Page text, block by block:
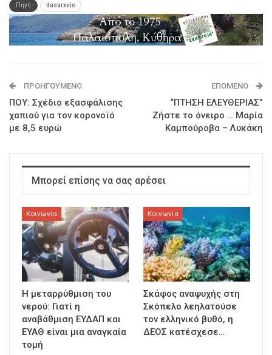
Πηγή dasarxeio
ΠΡΟΗΓΟΎΜΕΝΟ
ΠΟΥ: Σχέδιο εξασφάλισης
χαπιού για τον κορονοϊό
με 8,5 ευρώ
ΕΠΌΜΕΝΟ
“ΠΤΗΣΗ ΕΛΕΥΘΕΡΙΑΣ”
Ζήστε το όνειρο … Μαρία
Καμπούροβα – Λυκάκη
Μπορεί επίσης να σας αρέσει
Κοινωνία
Η μεταρρύθμιση του
νερού: Γιατί η
αναβάθμιση ΕΥΔΑΠ και
ΕΥΑΘ είναι μια αναγκαία
τομή
Κοινωνία
Σκάφος αναψυχής στη
Σκόπελο λεηλατούσε
τον ελληνικό βυθό, η
ΔΕΟΣ κατέσχεσε…